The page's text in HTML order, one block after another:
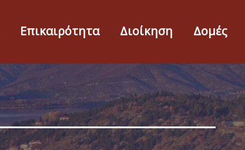
Επικαιρότητα Διοίκηση Δομές